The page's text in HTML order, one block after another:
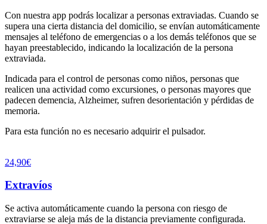
Con nuestra app podrás localizar a personas extraviadas. Cuando se
supera una cierta distancia del domicilio, se envían automáticamente
mensajes al teléfono de emergencias o a los demás teléfonos que se
hayan preestablecido, indicando la localización de la persona
extraviada.
Indicada para el control de personas como niños, personas que
realicen una actividad como excursiones, o personas mayores que
padecen demencia, Alzheimer, sufren desorientación y pérdidas de
memoria.
Para esta función no es necesario adquirir el pulsador.
24,90€
Extravíos
Se activa automáticamente cuando la persona con riesgo de
extraviarse se aleja más de la distancia previamente configurada.